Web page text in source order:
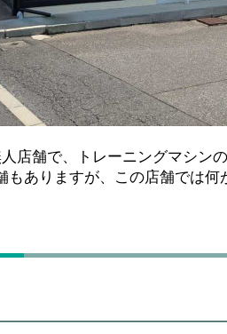
店舗で、トレーニングマシン
ありますが、この店舗では何